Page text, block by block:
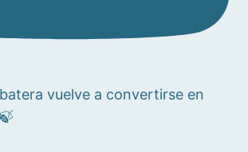
vuelve a convertirse en